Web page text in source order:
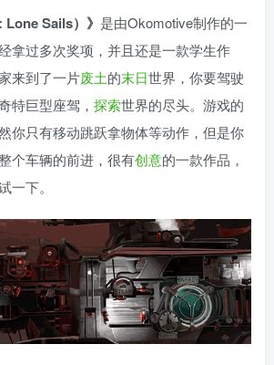
Lone Sails）》 是由Okomotive制作的一
拿过多次奖项，并且还是一款学生作
来到了一片废土的末日世界，你要驾驶
特巨型座驾， 探索世界的尽头。游戏的
你只有移动跳跃拿物体等动作，但是你
个车辆的前进，很有创意的一款作品，
一下。